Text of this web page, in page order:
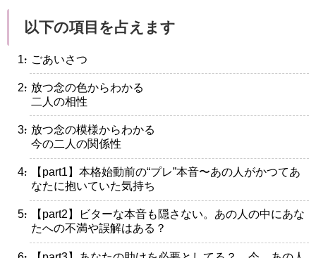
以下の項目を占えます
・ごあいさつ
・放つ念の色からわかる
二人の相性
・放つ念の模様からわかる
今の二人の関係性
・【part1】本格始動前の“プレ”本音〜あの人がかつてあ
なたに抱いていた気持ち
・【part2】ビターな本音も隠さない。あの人の中にあな
たへの不満や誤解はある？